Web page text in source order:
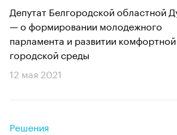
Депутат Белгородской областной
— о формировании молодежного
парламента и развитии комфортной
городской среды
12 мая 2021
Решения